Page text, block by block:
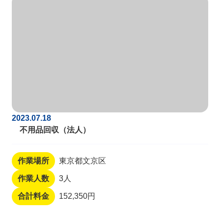
不用品回収（法人）
2023.07.18
作業場所 東京都文京区
作業人数 3人
合計料金 152,350円